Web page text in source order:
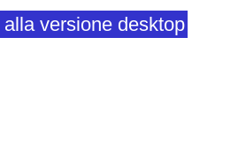
alla versione desktop